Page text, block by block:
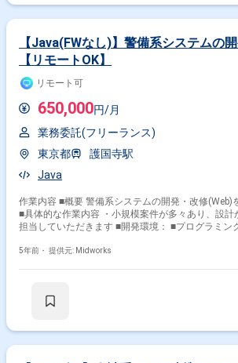
【Java(FWなし)】警備系システムの
【リモートOK】
リモート可
650,000円/月
業務委託(フリーランス)
東京都
護国寺駅
Java
作業内容 ■概要 警備系システムの開発・改修(Web)
■具体的な作業内容 ・小規模案件が多々あり、設計
担当していただきます ■開発環境： ■プログラミング言語：Java
JavaScript(jQuery) ■DB：Oracle SQL Server ■OS
5年前・ 提供元: Midworks